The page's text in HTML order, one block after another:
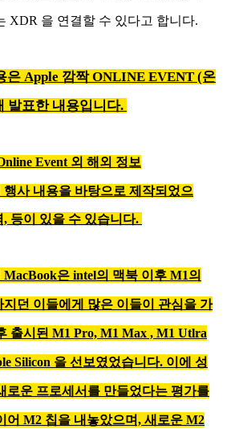
XDR 을 연결할 수 있다고 합니다.
은 Apple 깜짝 ONLINE EVENT (온
발표한 내용입니다.
Event 외 해외 정보
행사 내용을 바탕으로 제작되었으
, 등이 있을 수 있습니다.
MacBook은 intel의 맥북 이후 M1의
던 이들에게 많은 이들이 관심을 가
출시된 M1 Pro, M1 Max , M1 Utlra
Silicon 을 선보였었습니다. 이에 성
로운 프로세서를 만들었다는 평가를
어 M2 칩을 내놓았으며, 새로운 M2